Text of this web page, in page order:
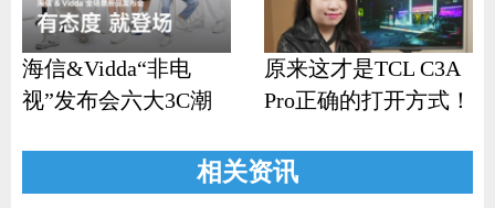
海信&Vidda“非电
视”发布会六大3C潮
原来这才是TCL C3A
Pro正确的打开方式！
相关资讯